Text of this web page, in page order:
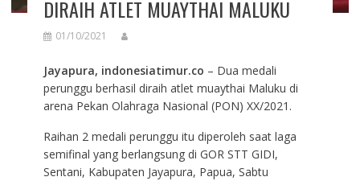
DIRAIH ATLET MUAYTHAI MALUKU
01/10/2021
Jayapura, indonesiatimur.co – Dua medali
perunggu berhasil diraih atlet muaythai Maluku di
arena Pekan Olahraga Nasional (PON) XX/2021.
Raihan 2 medali perunggu itu diperoleh saat laga
semifinal yang berlangsung di GOR STT GIDI,
Sentani, Kabupaten Jayapura, Papua, Sabtu